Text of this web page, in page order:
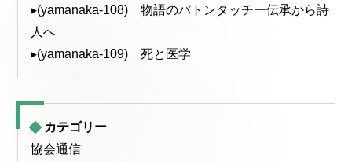
▸(yamanaka-108) 物語のバトンタッチー伝承から詩
人へ
▸(yamanaka-109) 死と医学
カテゴリー
協会通信